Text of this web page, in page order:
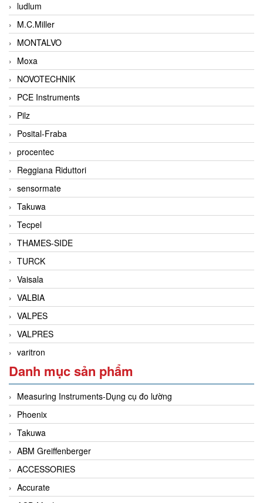
ludlum
M.C.Miller
MONTALVO
Moxa
NOVOTECHNIK
PCE Instruments
Pilz
Posital-Fraba
procentec
Reggiana Riduttori
sensormate
Takuwa
Tecpel
THAMES-SIDE
TURCK
Vaisala
VALBIA
VALPES
VALPRES
varitron
Danh mục sản phẩm
Measuring Instruments-Dụng cụ đo lường
Phoenix
Takuwa
ABM Greiffenberger
ACCESSORIES
Accurate